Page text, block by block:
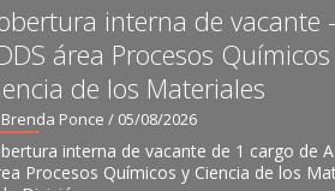
interna de vacante
área Procesos
de los Materiales
Ponce / 05/08/2026
interna de vacante de 1 cargo de
Procesos Químicos y Ciencia de los